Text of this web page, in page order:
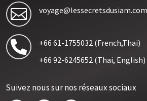
 voyage@lessecretsdusiam.com
 +66 61-1755032(French,Thai)
+66 92-6245652(Thai, English)
Suivez nous sur nos réseaux sociaux